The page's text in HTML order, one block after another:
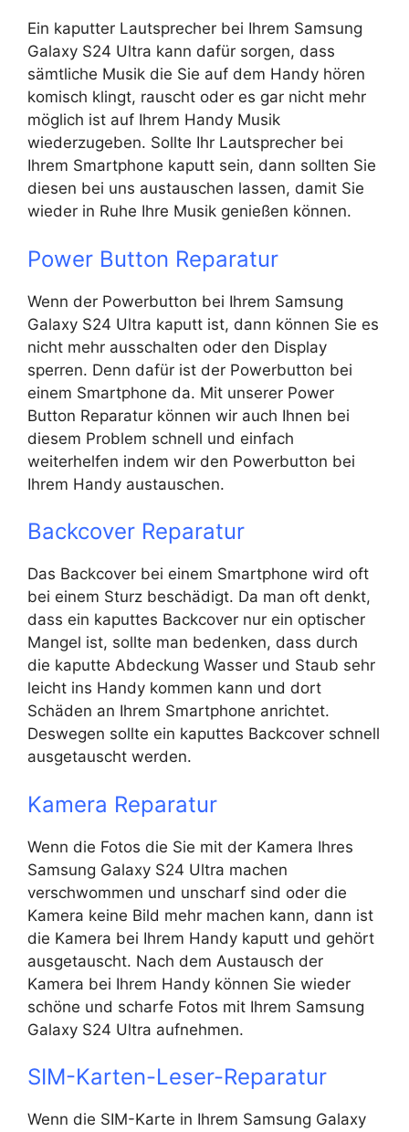
Ein kaputter Lautsprecher bei Ihrem Samsung
Galaxy S24 Ultra kann dafür sorgen, dass
sämtliche Musik die Sie auf dem Handy hören
komisch klingt, rauscht oder es gar nicht mehr
möglich ist auf Ihrem Handy Musik
wiederzugeben. Sollte Ihr Lautsprecher bei
Ihrem Smartphone kaputt sein, dann sollten Sie
diesen bei uns austauschen lassen, damit Sie
wieder in Ruhe Ihre Musik genießen können.
Power Button Reparatur
Wenn der Powerbutton bei Ihrem Samsung
Galaxy S24 Ultra kaputt ist, dann können Sie es
nicht mehr ausschalten oder den Display
sperren. Denn dafür ist der Powerbutton bei
einem Smartphone da. Mit unserer Power
Button Reparatur können wir auch Ihnen bei
diesem Problem schnell und einfach
weiterhelfen indem wir den Powerbutton bei
Ihrem Handy austauschen.
Backcover Reparatur
Das Backcover bei einem Smartphone wird oft
bei einem Sturz beschädigt. Da man oft denkt,
dass ein kaputtes Backcover nur ein optischer
Mangel ist, sollte man bedenken, dass durch
die kaputte Abdeckung Wasser und Staub sehr
leicht ins Handy kommen kann und dort
Schäden an Ihrem Smartphone anrichtet.
Deswegen sollte ein kaputtes Backcover schnell
ausgetauscht werden.
Kamera Reparatur
Wenn die Fotos die Sie mit der Kamera Ihres
Samsung Galaxy S24 Ultra machen
verschwommen und unscharf sind oder die
Kamera keine Bild mehr machen kann, dann ist
die Kamera bei Ihrem Handy kaputt und gehört
ausgetauscht. Nach dem Austausch der
Kamera bei Ihrem Handy können Sie wieder
schöne und scharfe Fotos mit Ihrem Samsung
Galaxy S24 Ultra aufnehmen.
SIM-Karten-Leser-Reparatur
Wenn die SIM-Karte in Ihrem Samsung Galaxy